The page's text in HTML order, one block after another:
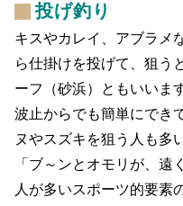
投げ釣り
キスやカレイ、アブラメ
ら仕掛けを投げて、狙う
ーフ（砂浜）ともいいま
波止からでも簡単にでき
ヌやスズキを狙う人も多
「ブ～ンとオモリが、遠
人が多いスポーツ的要素